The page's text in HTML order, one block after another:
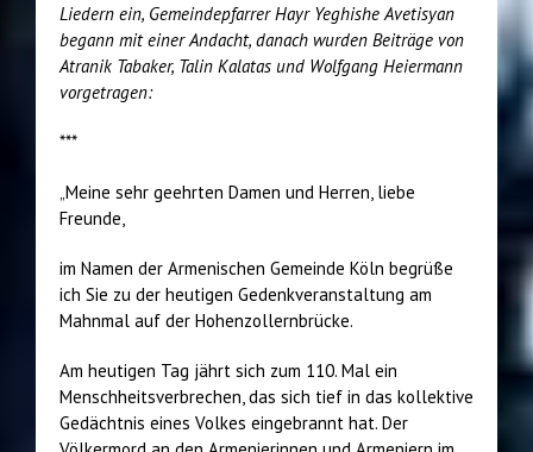
Liedern ein, Gemeindepfarrer Hayr Yeghishe Avetisyan
begann mit einer Andacht, danach wurden Beiträge von
Atranik Tabaker, Talin Kalatas und Wolfgang Heiermann
vorgetragen:
***
„Meine sehr geehrten Damen und Herren, liebe
Freunde,
im Namen der Armenischen Gemeinde Köln begrüße
ich Sie zu der heutigen Gedenkveranstaltung am
Mahnmal auf der Hohenzollernbrücke.
Am heutigen Tag jährt sich zum 110. Mal ein
Menschheitsverbrechen, das sich tief in das kollektive
Gedächtnis eines Volkes eingebrannt hat. Der